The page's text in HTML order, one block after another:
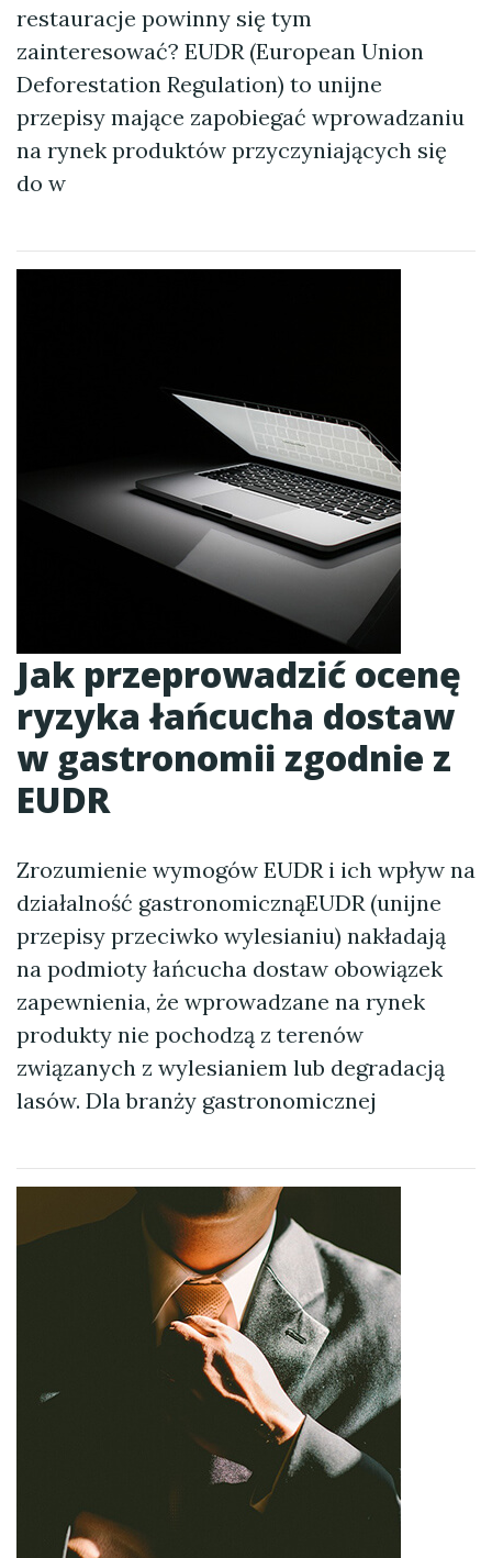
restauracje powinny się tym
zainteresować? EUDR (European Union
Deforestation Regulation) to unijne
przepisy mające zapobiegać wprowadzaniu
na rynek produktów przyczyniających się
do w
Jak przeprowadzić ocenę
ryzyka łańcucha dostaw
w gastronomii zgodnie z
EUDR
Zrozumienie wymogów EUDR i ich wpływ na
działalność gastronomicznąEUDR (unijne
przepisy przeciwko wylesianiu) nakładają
na podmioty łańcucha dostaw obowiązek
zapewnienia, że wprowadzane na rynek
produkty nie pochodzą z terenów
związanych z wylesianiem lub degradacją
lasów. Dla branży gastronomicznej